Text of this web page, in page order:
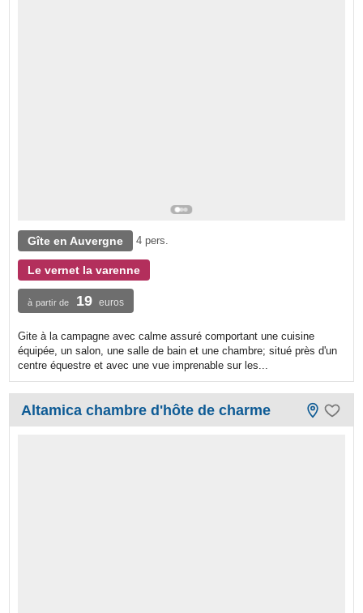
Gîte en Auvergne 4 pers.
Le vernet la varenne
à partir de 19 euros
Gite à la campagne avec calme assuré comportant une cuisine
équipée, un salon, une salle de bain et une chambre; situé près d'un
centre équestre et avec une vue imprenable sur les...
Altamica chambre d'hôte de charme